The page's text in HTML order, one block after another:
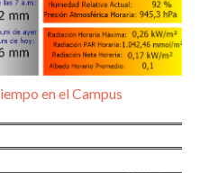
en el Campus